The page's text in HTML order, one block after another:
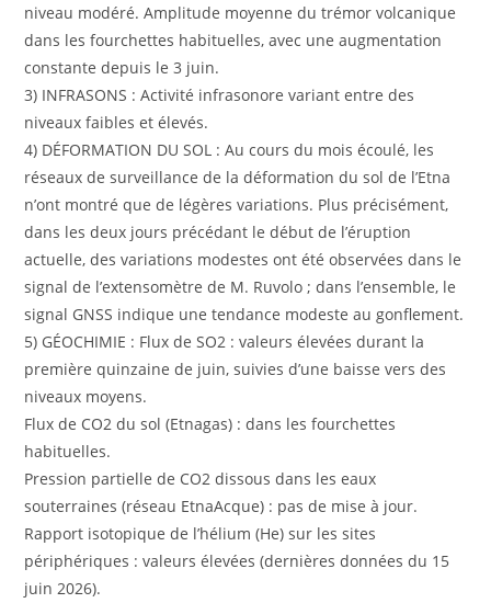
niveau modéré. Amplitude moyenne du trémor volcanique
dans les fourchettes habituelles, avec une augmentation
constante depuis le 3 juin.
3) INFRASONS : Activité infrasonore variant entre des
niveaux faibles et élevés.
4) DÉFORMATION DU SOL : Au cours du mois écoulé, les
réseaux de surveillance de la déformation du sol de l’Etna
n’ont montré que de légères variations. Plus précisément,
dans les deux jours précédant le début de l’éruption
actuelle, des variations modestes ont été observées dans le
signal de l’extensomètre de M. Ruvolo ; dans l’ensemble, le
signal GNSS indique une tendance modeste au gonflement.
5) GÉOCHIMIE : Flux de SO2 : valeurs élevées durant la
première quinzaine de juin, suivies d’une baisse vers des
niveaux moyens.
Flux de CO2 du sol (Etnagas) : dans les fourchettes
habituelles.
Pression partielle de CO2 dissous dans les eaux
souterraines (réseau EtnaAcque) : pas de mise à jour.
Rapport isotopique de l’hélium (He) sur les sites
périphériques : valeurs élevées (dernières données du 15
juin 2026).